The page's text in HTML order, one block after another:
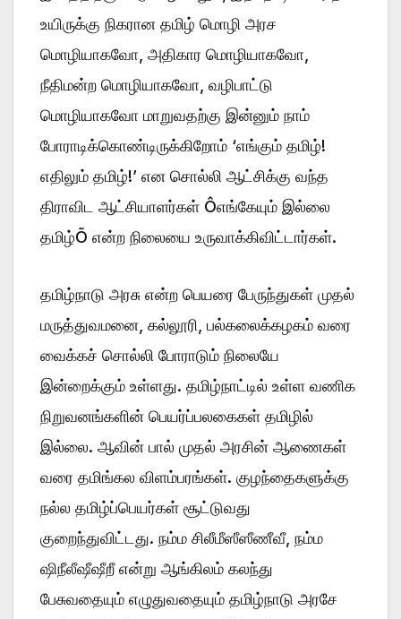
உயிருக்கு நிகரான தமிழ் மொழி அரச
மொழியாகவோ, அதிகார மொழியாகவோ,
நீதிமன்ற மொழியாகவோ, வழிபாட்டு
மொழியாகவோ மாறுவதற்கு இன்னும் நாம்
போராடிக்கொண்டிருக்கிறோம் ‘எங்கும் தமிழ்!
எதிலும் தமிழ்!’ என சொல்லி ஆட்சிக்கு வந்த
திராவிட ஆட்சியாளர்கள் Ôஎங்கேயும் இல்லை
தமிழ்Õ என்ற நிலையை உருவாக்கிவிட்டார்கள்.
தமிழ்நாடு அரசு என்ற பெயரை பேருந்துகள் முதல்
மருத்துவமனை, கல்லூரி, பல்கலைக்கழகம் வரை
வைக்கச் சொல்லி போராடும் நிலையே
இன்றைக்கும் உள்ளது. தமிழ்நாட்டில் உள்ள வணிக
நிறுவனங்களின் பெயர்ப்பலகைகள் தமிழில்
இல்லை. ஆவின் பால் முதல் அரசின் ஆணைகள்
வரை தமிங்கல விளம்பரங்கள். குழந்தைகளுக்கு
நல்ல தமிழ்ப்பெயர்கள் சூட்டுவது
குறைந்துவிட்டது. நம்ம சிலீமீஸீஸீணீவீ, நம்ம
ஷிநீலீஷீஷீறீ என்று ஆங்கிலம் கலந்து
பேசுவதையும் எழுதுவதையும் தமிழ்நாடு அரசே